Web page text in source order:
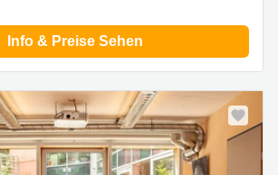
Info & Preise Sehen